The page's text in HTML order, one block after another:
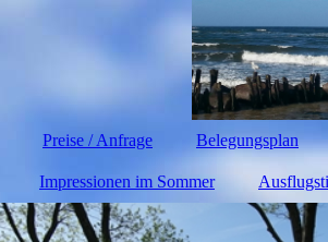
Preise / Anfrage Belegungsplan
Impressionen im Sommer